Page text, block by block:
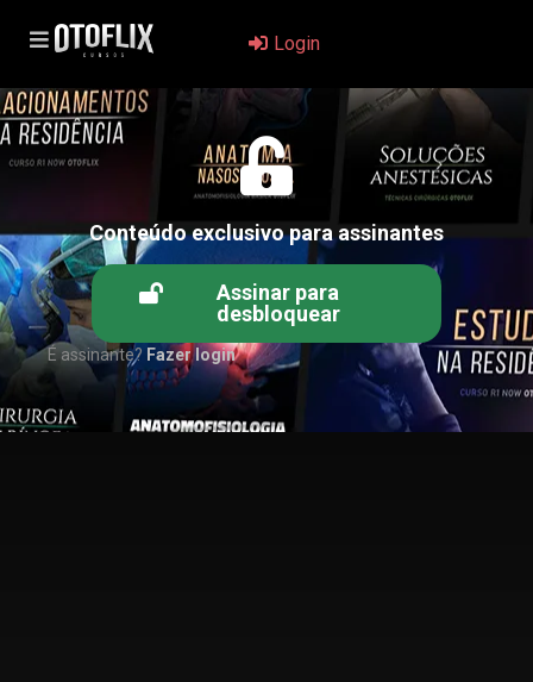
Login
Conteúdo exclusivo para assinantes
Assinar para
desbloquear
É assinante? Fazer login